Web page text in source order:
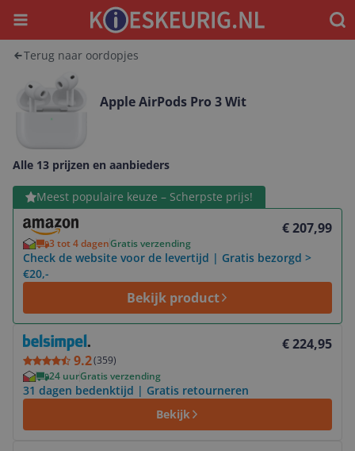
Menu
Terug naar oordopjes
Apple AirPods Pro 3 Wit
Alle 13 prijzen en aanbieders
Meest populaire keuze – Scherpste prijs!
€ 207,99
3 tot 4 dagenGratis verzending
Check de website voor de levertijd | Gratis bezorgd >
€20,-
Bekijk product
Bekijk product
9.2(359)
€ 224,95
24 uurGratis verzending
31 dagen bedenktijd | Gratis retourneren
Bekijk
Bekijk product